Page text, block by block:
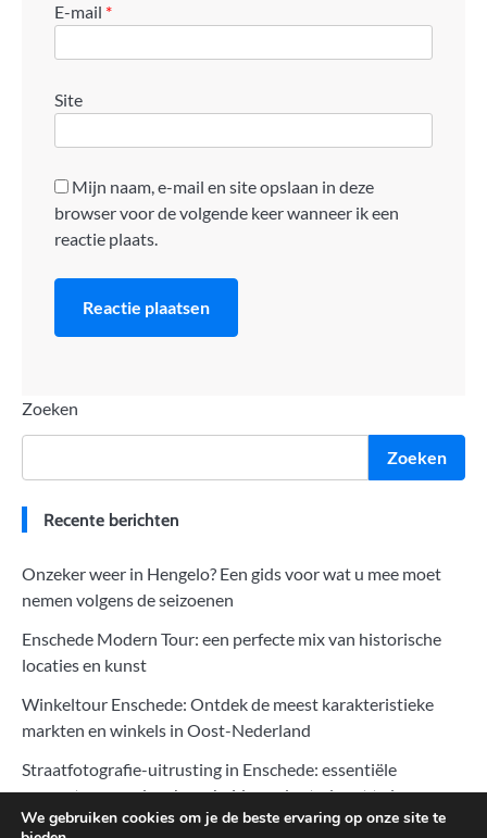
E-mail *
Site
Mijn naam, e-mail en site opslaan in deze
browser voor de volgende keer wanneer ik een
reactie plaats.
Zoeken
Zoeken
Recente berichten
Onzeker weer in Hengelo? Een gids voor wat u mee moet
nemen volgens de seizoenen
Enschede Modern Tour: een perfecte mix van historische
locaties en kunst
Winkeltour Enschede: Ontdek de meest karakteristieke
markten en winkels in Oost-Nederland
Straatfotografie-uitrusting in Enschede: essentiële
apparatuur om de schoonheid van de stad vast te leggen
We gebruiken cookies om je de beste ervaring op onze site te